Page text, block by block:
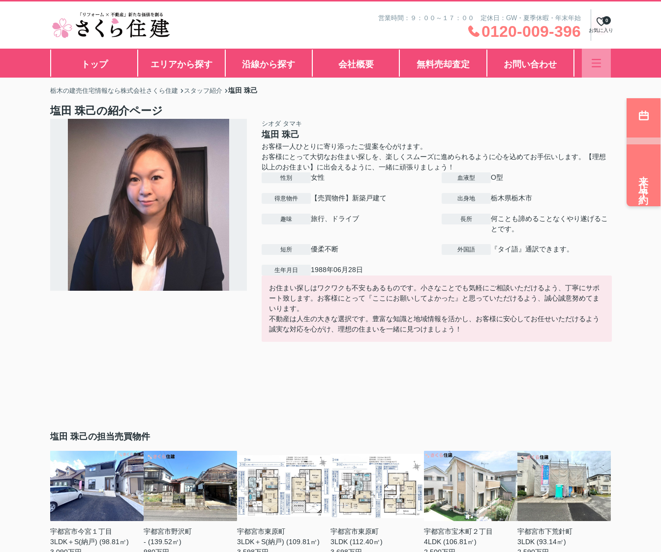
営業時間：９：００～１７：００ 定休日：GW・夏季休暇・年末年始
0120-009-396 お気に入り
0
トップ エリアから探す 沿線から探す 会社概要 無料売却査定 お問い合わせ
栃木の建売住宅情報なら株式会社さくら住建 スタッフ紹介 塩田 珠己
塩田 珠己の紹介ページ
シオダ タマキ
塩田 珠己
お客様一人ひとりに寄り添ったご提案を心がけます。
お客様にとって大切なお住まい探しを、楽しくスムーズに進められるように心を込めてお手伝いします。【理想
以上のお住まい】に出会えるように、一緒に頑張りましょう！
性別 女性 血液型 O型
得意物件 【売買物件】新築戸建て 出身地 栃木県栃木市
趣味 旅行、ドライブ 長所
何ことも諦めることなくやり遂げるこ
とです。
短所 優柔不断 外国語 『タイ語』通訳できます。
生年月日 1988年06月28日
お住まい探しはワクワクも不安もあるものです。小さなことでも気軽にご相談いただけるよう、丁寧にサポ
ート致します。お客様にとって『ここにお願いしてよかった』と思っていただけるよう、誠心誠意努めてま
いります。
不動産は人生の大きな選択です。豊富な知識と地域情報を活かし、お客様に安心してお任せいただけるよう
誠実な対応を心がけ、理想の住まいを一緒に見つけましょう！
塩田 珠己の担当売買物件
宇都宮市今宮１丁目
3LDK＋S(納戸) (98.81㎡)
宇都宮市野沢町
- (139.52㎡)
宇都宮市東原町
3LDK＋S(納戸) (109.81㎡)
宇都宮市東原町
3LDK (112.40㎡)
宇都宮市宝木町２丁目
4LDK (106.81㎡)
宇都宮市下荒針町
3LDK (93.14㎡)
来店予約